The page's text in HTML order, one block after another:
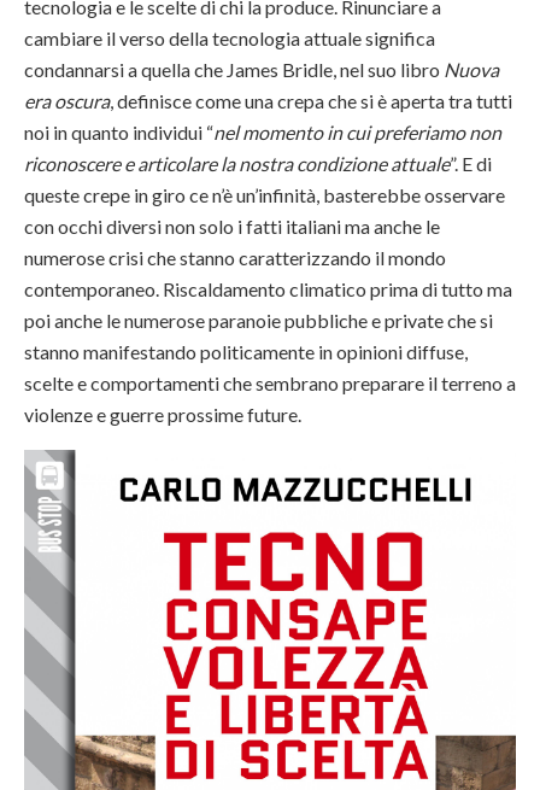
tecnologia e le scelte di chi la produce. Rinunciare a
cambiare il verso della tecnologia attuale significa
condannarsi a quella che James Bridle, nel suo libro Nuova
era oscura, definisce come una crepa che si è aperta tra tutti
noi in quanto individui “nel momento in cui preferiamo non
riconoscere e articolare la nostra condizione attuale”. E di
queste crepe in giro ce n’è un’infinità, basterebbe osservare
con occhi diversi non solo i fatti italiani ma anche le
numerose crisi che stanno caratterizzando il mondo
contemporaneo. Riscaldamento climatico prima di tutto ma
poi anche le numerose paranoie pubbliche e private che si
stanno manifestando politicamente in opinioni diffuse,
scelte e comportamenti che sembrano preparare il terreno a
violenze e guerre prossime future.